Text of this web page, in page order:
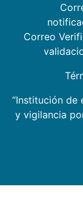
Correo
“Institución de
y vigilancia